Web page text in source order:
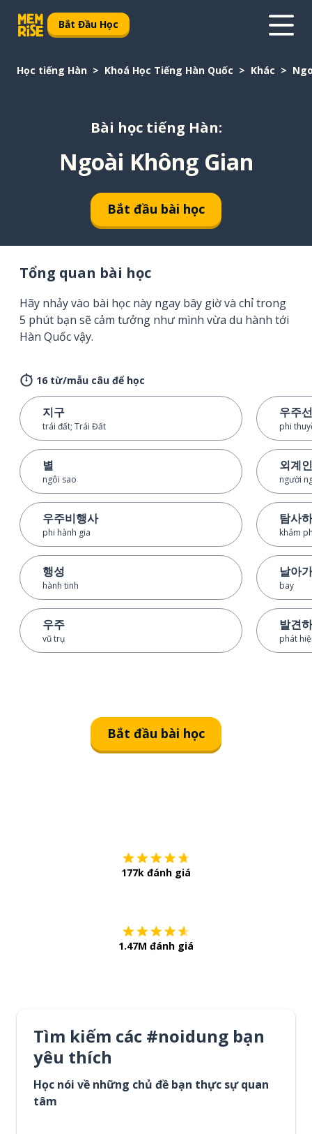
Bắt Đầu Học
Học tiếng Hàn Khoá Học Tiếng Hàn Quốc Khác
Bài học tiếng Hàn:
Ngoài Không Gian
Bắt đầu bài học
Tổng quan bài học
Hãy nhảy vào bài học này ngay bây giờ và chỉ trong
5 phút bạn sẽ cảm tưởng như mình vừa du hành tới
Hàn Quốc vậy.
16 từ/mẫu câu để học
지구
trái đất; Trái Đất
별
ngôi sao
우주비행사
phi hành gia
행성
hành tinh
우주
vũ trụ
우주선
phi
외계인
người
탐사
khám
날아
bay
발견
phát
Bắt đầu bài học
177k đánh giá
1.47M đánh giá
Tìm kiếm các #noidung bạn
yêu thích
Học nói về những chủ đề bạn thực sự quan
tâm